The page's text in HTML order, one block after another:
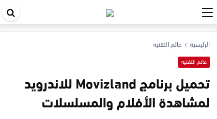
الرئيسية عالم التقنيه
عالم التقنيه
تحميل برنامج Movizland للاندرويد
لمشاهدة الأفلام والمسلسلات